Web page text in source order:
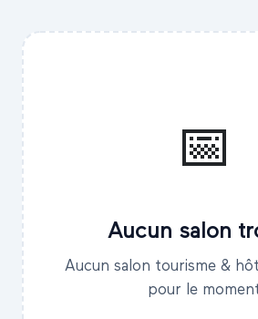
📅
Aucun salon
Aucun salon tourisme &
pour le